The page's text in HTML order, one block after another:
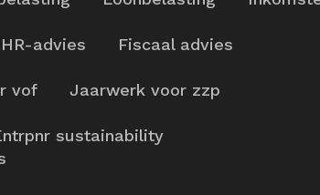
HR-advies
Fiscaal advies
vof
Jaarwerk voor zzp
sustainability